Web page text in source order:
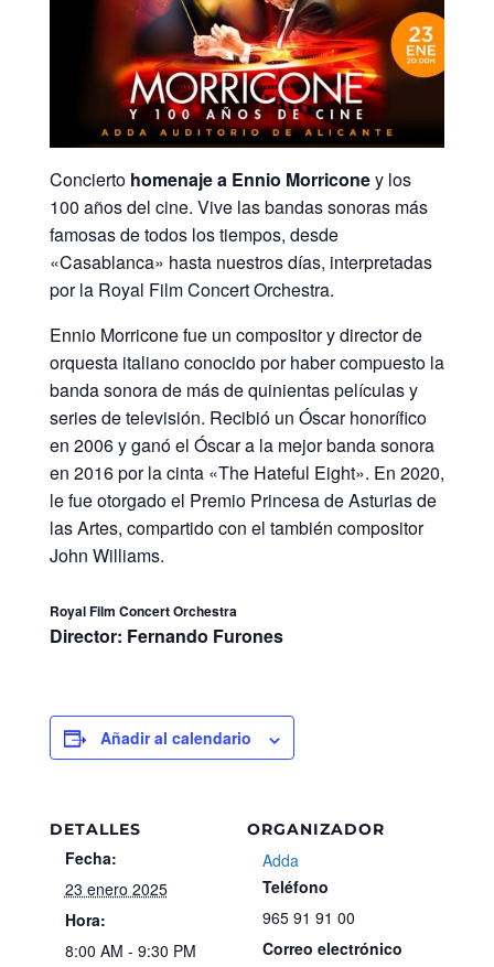
Concierto homenaje a Ennio Morriconey los
100 años del cine. Vive las bandas sonoras más
famosas de todos los tiempos, desde
«Casablanca» hasta nuestros días, interpretadas
por la Royal Film Concert Orchestra.
Ennio Morricone fue un compositor y director de
orquesta italiano conocido por haber compuesto la
banda sonora de más de quinientas películas y
series de televisión. Recibió un Óscar honorífico
en 2006 y ganó el Óscar a la mejor banda sonora
en 2016 por la cinta «The Hateful Eight». En 2020,
le fue otorgado el Premio Princesa de Asturias de
las Artes, compartido con el también compositor
John Williams.
Royal Film Concert Orchestra
Director: Fernando Furones
Añadir al calendario
DETALLES
Fecha:
23 enero 2025
Hora:
8:00 AM - 9:30 PM
ORGANIZADOR
Adda
Teléfono
965 91 91 00
Correo electrónico